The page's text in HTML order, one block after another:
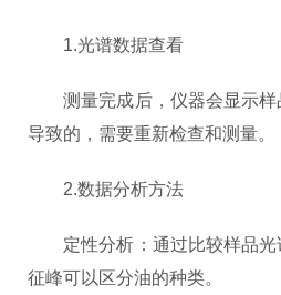
1.光谱数据查看
测量完成后，仪器会显示样
导致的，需要重新检查和测量。
2.数据分析方法
定性分析：通过比较样品光
征峰可以区分油的种类。